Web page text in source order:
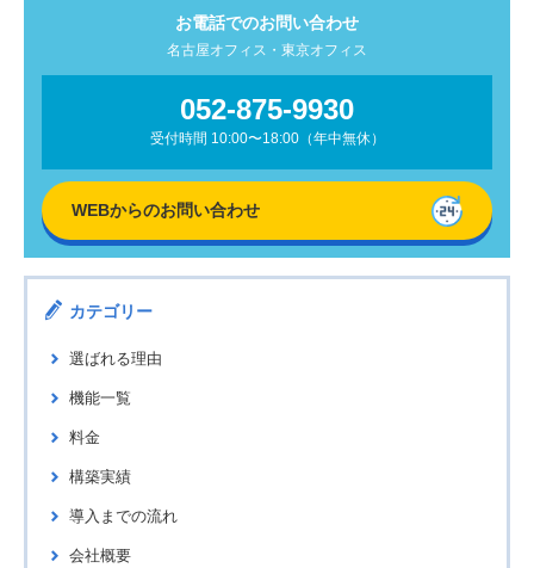
お電話でのお問い合わせ
名古屋オフィス・東京オフィス
052-875-9930
受付時間 10:00〜18:00（年中無休）
WEBからのお問い合わせ
カテゴリー
選ばれる理由
機能一覧
料金
構築実績
導入までの流れ
会社概要